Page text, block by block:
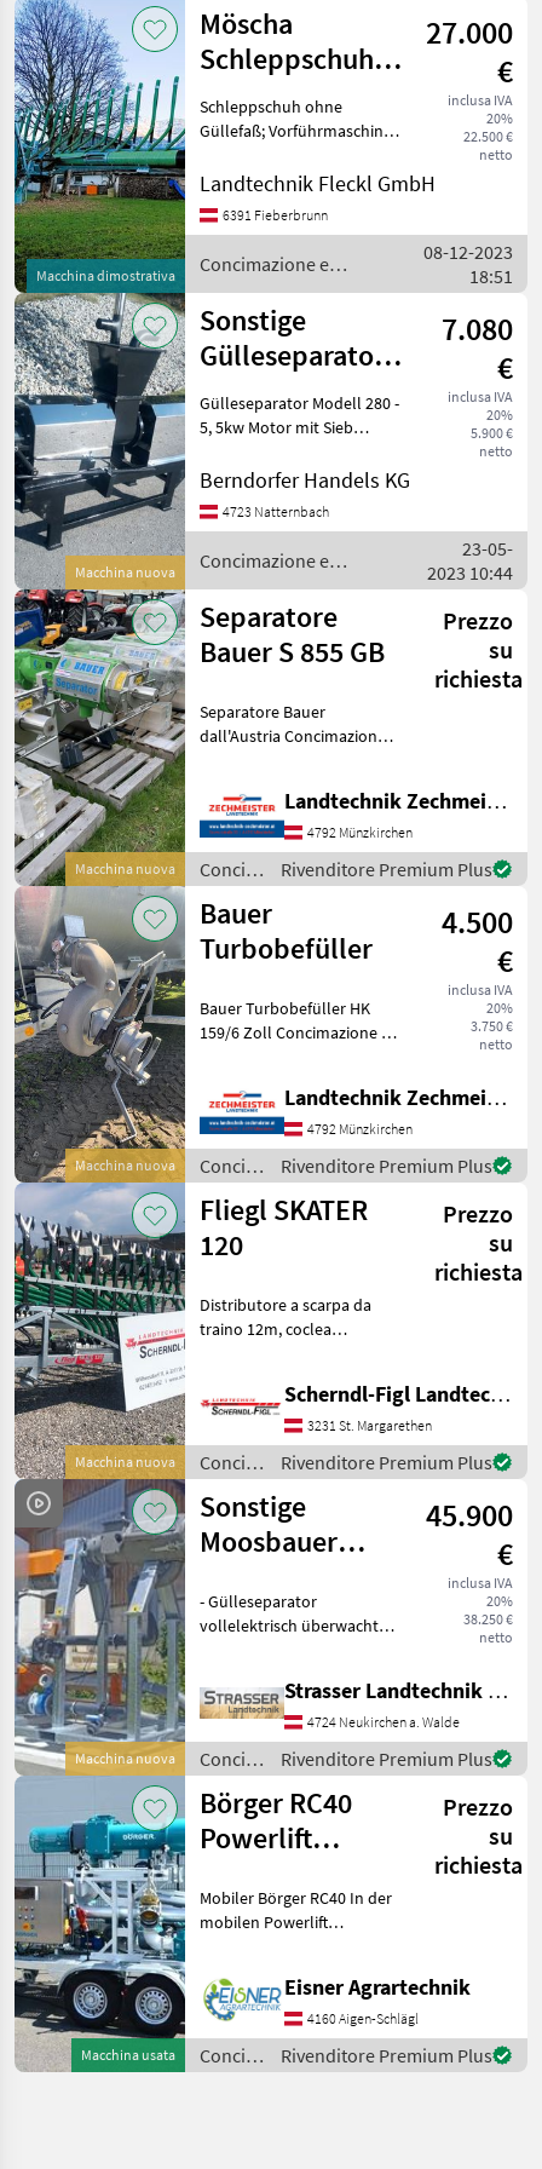
irrigazione
/
Börger
Macchina dimostrativa
Möscha
Schleppschuh
M8 8Meter
27.000
€
inclusa IVA
20%
22.500 €
netto
Schleppschuh ohne
Güllefaß; Vorführmaschine,
ausgebracht; 32 Schuhe mit
Anbauteilen nur ca. 550kg;
Landtechnik Fleckl GmbH
6391 Fieberbrunn
Concimazione e
irrigazione / Möscha
08-12-2023
18:51
Macchina nuova
Sonstige
Gülleseparator
280
7.080
€
inclusa IVA
20%
5.900 €
netto
Gülleseparator Modell 280 -
5, 5kw Motor mit Sieb
75mm -1mm -1, 2mm
bei Abholung *FIXPREISE,
Berndorfer Handels KG
4723 Natternbach
Concimazione e
irrigazione / Sonstige
23-05-
2023 10:44
Macchina nuova
Separatore
Bauer S 855 GB
Prezzo
su
richiesta
Separatore Bauer
dall'Austria Concimazione e
Landtechnik Zechmeister GmbH & Co KG
4792 Münzkirchen
Concimazione
e
irrigazione
/ Bauer
Rivenditore Premium Plus
Macchina nuova
Bauer
Turbobefüller
4.500
€
inclusa IVA
20%
3.750 €
netto
Bauer Turbobefüller HK
159/6 Zoll Concimazione e
Landtechnik Zechmeister GmbH & Co KG
4792 Münzkirchen
Concimazione
e
irrigazione
/ Bauer
Rivenditore Premium Plus
Macchina nuova
Fliegl SKATER
120
Prezzo
su
richiesta
Distributore a scarpa da
traino 12m, coclea
ugelli TWIN, box di
stoccaggio idraulico,
Concimazione e irrigazione
Altri
Scherndl-Figl Landtechnik
3231 St. Margarethen
Concimazione
e
irrigazione
/ Fliegl
Rivenditore Premium Plus
Macchina nuova
Sonstige
Moosbauer
45.900
€
inclusa IVA
20%
38.250 €
netto
- Gülleseparator
vollelektrisch überwacht
Propfenberwachung mit
Durchflussmessgerät -
Netzsch
Exzenterschneckenpumpe
per Drucksensor
Strasser Landtechnik GmbH
4724 Neukirchen a. Walde
Concimazione
e
irrigazione
/
Sonstige
Rivenditore Premium Plus
Macchina usata
Börger RC40
Powerlift
Prezzo
su
richiesta
Mobiler Börger RC40 In der
mobilen Powerlift
eine Abwurfhöhe von über
4, 00 m hochgefahren. So
können auch große Kipper
Eisner Agrartechnik
4160 Aigen-Schlägl
Concimazione
e
Rivenditore Premium Plus